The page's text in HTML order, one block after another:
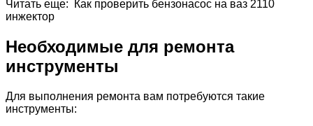
Читать еще: Как проверить бензонасос на ваз 2110
инжектор
Необходимые для ремонта
инструменты
Для выполнения ремонта вам потребуются такие
инструменты: